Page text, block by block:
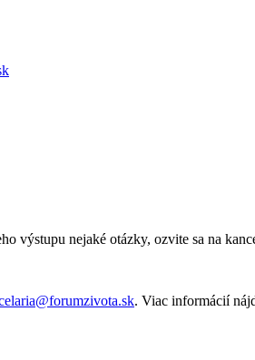
výstupu nejaké otázky, ozvite sa na
. Viac informácií